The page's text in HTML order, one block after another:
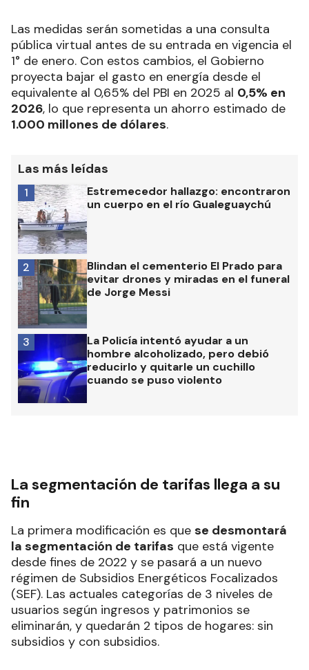
Las medidas serán sometidas a una consulta
pública virtual antes de su entrada en vigencia el
1° de enero. Con estos cambios, el Gobierno
proyecta bajar el gasto en energía desde el
equivalente al 0,65% del PBI en 2025 al 0,5% en
2026, lo que representa un ahorro estimado de
1.000 millones de dólares.
Las más leídas
Estremecedor hallazgo: encontraron
un cuerpo en el río Gualeguaychú
1
Blindan el cementerio El Prado para
evitar drones y miradas en el funeral
de Jorge Messi
2
La Policía intentó ayudar a un
hombre alcoholizado, pero debió
reducirlo y quitarle un cuchillo
cuando se puso violento
3
La segmentación de tarifas llega a su
fin
La primera modificación es que se desmontará
la segmentación de tarifas que está vigente
desde fines de 2022 y se pasará a un nuevo
régimen de Subsidios Energéticos Focalizados
(SEF). Las actuales categorías de 3 niveles de
usuarios según ingresos y patrimonios se
eliminarán, y quedarán 2 tipos de hogares: sin
subsidios y con subsidios.